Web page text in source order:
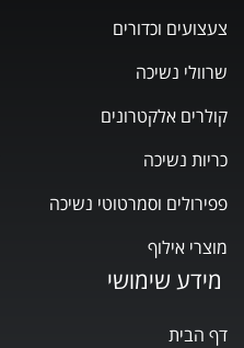
מידע שימושי
דף הבית
צעצועים וכדורים
שרוולי נשיכה
קולרים אלקטרונים
כריות נשיכה
פפירולים וסמרטוטי נשיכה
מוצרי אילוף